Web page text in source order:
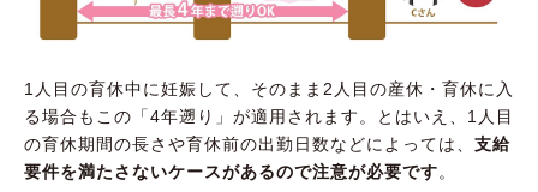
1人目の育休中に妊娠して、そのまま2人目の産休・育休に入
る場合もこの「4年遡り」が適用されます。とはいえ、1人目
の育休期間の長さや育休前の出勤日数などによっては、 支給
要件を満たさないケースがあるので注意が必要です。